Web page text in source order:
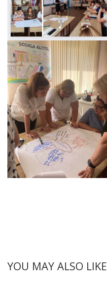
YOU MAY ALSO LIKE